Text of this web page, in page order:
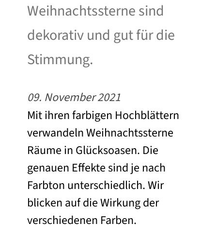
Weihnachtssterne sind
dekorativ und gut für die
Stimmung.
09. November 2021
Mit ihren farbigen Hochblättern
verwandeln Weihnachtssterne
Räume in Glücksoasen. Die
genauen Effekte sind je nach
Farbton unterschiedlich. Wir
blicken auf die Wirkung der
verschiedenen Farben.